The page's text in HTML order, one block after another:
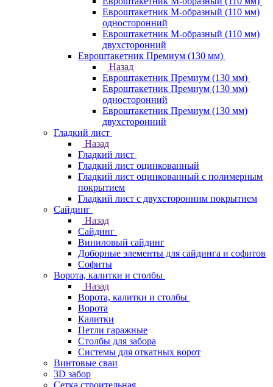
Евроштакетник М-образный (110 мм)
односторонний
Евроштакетник М-образный (110 мм)
двухсторонний
Евроштакетник Премиум (130 мм)
Назад
Евроштакетник Премиум (130 мм)
Евроштакетник Премиум (130 мм)
односторонний
Евроштакетник Премиум (130 мм)
двухсторонний
Гладкий лист
Назад
Гладкий лист
Гладкий лист оцинкованный
Гладкий лист оцинкованный с полимерным
покрытием
Гладкий лист с двухсторонним покрытием
Сайдинг
Назад
Сайдинг
Виниловый сайдинг
Доборные элементы для сайдинга и софитов
Софиты
Ворота, калитки и столбы
Назад
Ворота, калитки и столбы
Ворота
Калитки
Петли гаражные
Столбы для забора
Системы для откатных ворот
Винтовые сваи
3D забор
Сетка строительная